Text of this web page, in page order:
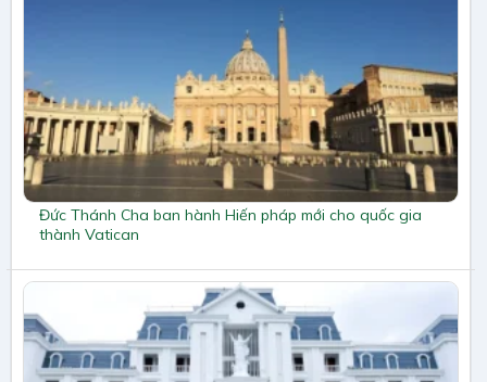
Đức Thánh Cha ban hành Hiến pháp mới cho quốc gia
thành Vatican